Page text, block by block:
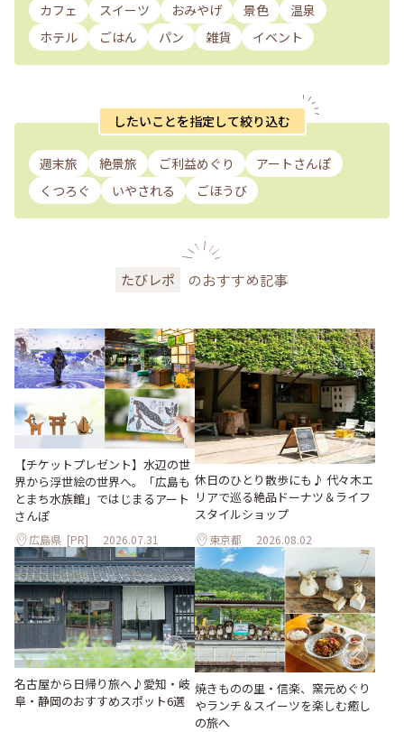
カフェ スイーツ おみやげ 景色
温泉
ホテル
ごはん パン 雑貨 イベント
したいことを指定して絞り込む
週末旅 絶景旅 ご利益めぐり
アートさんぽ
くつろぐ
いやされる ごほうび
たびレポ のおすすめ記事
【チケットプレゼント】水辺の世
界から浮世絵の世界へ。「広島も
とまち水族館」ではじまるアート
さんぽ
広島県 [PR] 2026.07.31
休日のひとり散歩にも♪ 代々木エ
リアで巡る絶品ドーナツ＆ライフ
スタイルショップ
東京都 2026.08.02
名古屋から日帰り旅へ♪愛知・岐
阜・静岡のおすすめスポット6選
焼きものの里・信楽、窯元めぐり
やランチ＆スイーツを楽しむ癒し
の旅へ